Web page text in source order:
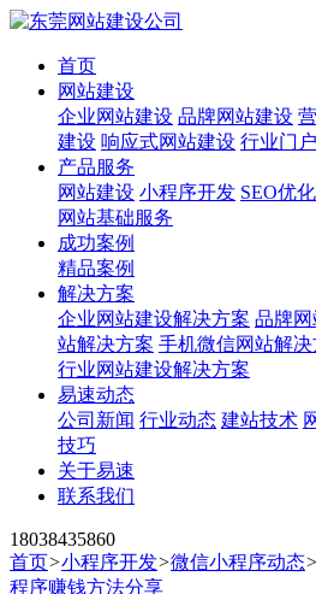
首页
网站建设
企业网站建设 品牌网站建设
建设 响应式网站建设 行业门
产品服务
网站建设 小程序开发 SEO优化
网站基础服务
成功案例
精品案例
解决方案
企业网站建设解决方案 品牌
站解决方案 手机微信网站解决
行业网站建设解决方案
易速动态
公司新闻 行业动态 建站技术
技巧
关于易速
联系我们
18038435860
首页>小程序开发>微信小程序动态>
程序赚钱方法分享